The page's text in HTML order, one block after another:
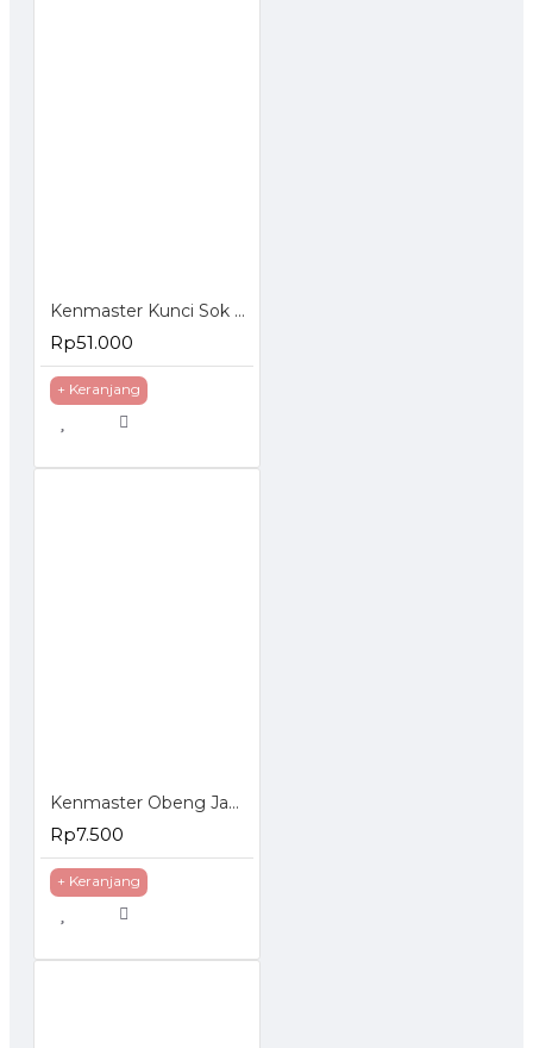
Kenmaster Kunci Sok Set 27 Pcs
Rp51.000
+ Keranjang
Kenmaster Obeng Jam Set 6 Pcs
Rp7.500
+ Keranjang